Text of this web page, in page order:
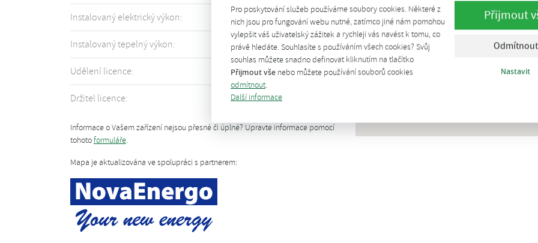
Pro poskytování služeb používáme soubory cookies. Některé z
nich jsou pro fungování webu nutné, zatímco jiné nám pomohou
vylepšit váš uživatelský zážitek a rychleji vás navést k tomu, co
právě hledáte. Souhlasíte s používáním všech cookies? Svůj
souhlas můžete snadno definovat kliknutím na tlačítko
Přijmout vše nebo můžete používání souborů cookies
odmítnout
Další informace
Přijmout
Odmítnout
Nastavit
Instalovaný elektrický výkon: 526 kW
Instalovaný tepelný výkon: 551 kW
Udělení licence:
Držitel licence: více informací
Informace o Vašem zařízení nejsou přesné či úplné? Upravte informace pomocí
tohotoformuláře.
Mapa je aktualizována ve spolupráci s partnerem: